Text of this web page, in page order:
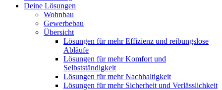
Deine Lösungen
Wohnbau
Gewerbebau
Übersicht
Lösungen für mehr Effizienz und reibungslose
Abläufe
Lösungen für mehr Komfort und
Selbstständigkeit
Lösungen für mehr Nachhaltigkeit
Lösungen für mehr Sicherheit und Verlässlichkeit